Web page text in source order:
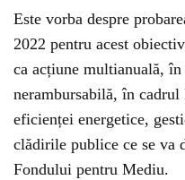
Este vorba despre
2022 pentru acest
ca acțiune multianuală,
nerambursabilă, în
eficienței energetice,
clădirile publice ce se va
Fondului pentru Mediu.